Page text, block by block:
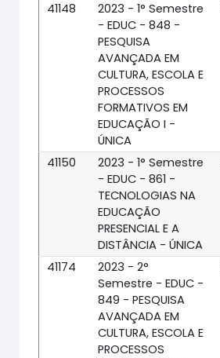
41148
2023 - 1° Semestre
- EDUC - 848 -
PESQUISA
AVANÇADA EM
CULTURA, ESCOLA E
PROCESSOS
FORMATIVOS EM
EDUCAÇÃO I -
ÚNICA
41150
2023 - 1° Semestre
- EDUC - 861 -
TECNOLOGIAS NA
EDUCAÇÃO
PRESENCIAL E A
DISTÂNCIA - ÚNICA
41174
2023 - 2°
Semestre - EDUC -
849 - PESQUISA
AVANÇADA EM
CULTURA, ESCOLA E
PROCESSOS